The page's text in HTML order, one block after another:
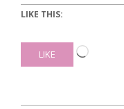
LIKE THIS:
LIKE